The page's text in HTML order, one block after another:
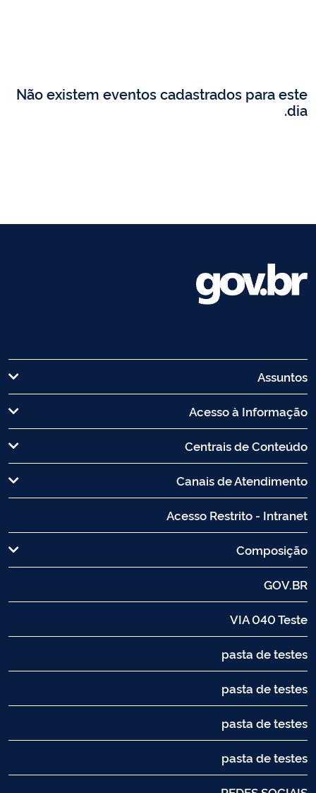
Não existem eventos cadastrados para este
dia.
Assuntos
Acesso à Informação
Centrais de Conteúdo
Canais de Atendimento
Acesso Restrito - Intranet
Composição
GOV.BR
VIA 040 Teste
pasta de testes
pasta de testes
pasta de testes
pasta de testes